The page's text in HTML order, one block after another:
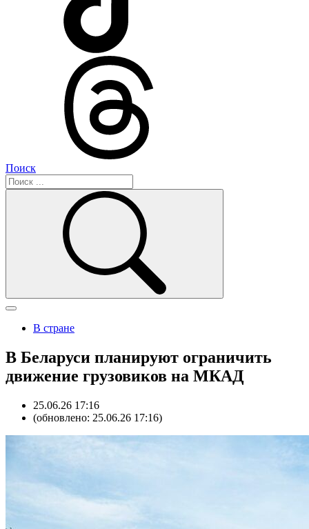
Поиск
В стране
В Беларуси планируют ограничить
движение грузовиков на МКАД
25.06.26 17:16
(обновлено: 25.06.26 17:16)